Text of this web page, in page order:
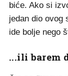
biće. Ako si
jedan dio ovog
ide bolje nego
...ili barem